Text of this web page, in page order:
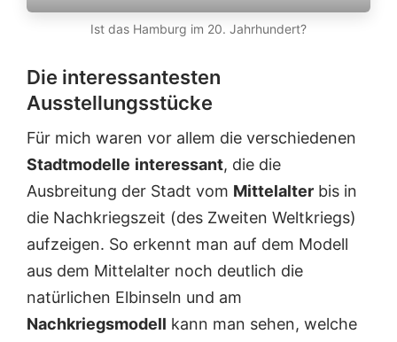
Ist das Hamburg im 20. Jahrhundert?
Die interessantesten
Ausstellungsstücke
Für mich waren vor allem die verschiedenen
Stadtmodelle interessant, die die
Ausbreitung der Stadt vom Mittelalter bis in
die Nachkriegszeit (des Zweiten Weltkriegs)
aufzeigen. So erkennt man auf dem Modell
aus dem Mittelalter noch deutlich die
natürlichen Elbinseln und am
Nachkriegsmodell kann man sehen, welche